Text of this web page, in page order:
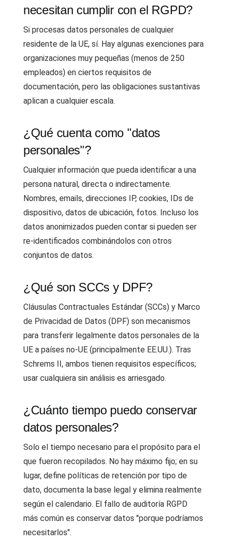
necesitan cumplir con el RGPD?
Si procesas datos personales de cualquier
residente de la UE, sí. Hay algunas exenciones para
organizaciones muy pequeñas (menos de 250
empleados) en ciertos requisitos de
documentación, pero las obligaciones sustantivas
aplican a cualquier escala.
¿Qué cuenta como "datos
personales"?
Cualquier información que pueda identificar a una
persona natural, directa o indirectamente.
Nombres, emails, direcciones IP, cookies, IDs de
dispositivo, datos de ubicación, fotos. Incluso los
datos anonimizados pueden contar si pueden ser
re-identificados combinándolos con otros
conjuntos de datos.
¿Qué son SCCs y DPF?
Cláusulas Contractuales Estándar (SCCs) y Marco
de Privacidad de Datos (DPF) son mecanismos
para transferir legalmente datos personales de la
UE a países no-UE (principalmente EE.UU.). Tras
Schrems II, ambos tienen requisitos específicos;
usar cualquiera sin análisis es arriesgado.
¿Cuánto tiempo puedo conservar
datos personales?
Solo el tiempo necesario para el propósito para el
que fueron recopilados. No hay máximo fijo; en su
lugar, define políticas de retención por tipo de
dato, documenta la base legal y elimina realmente
según el calendario. El fallo de auditoría RGPD
más común es conservar datos "porque podríamos
necesitarlos".